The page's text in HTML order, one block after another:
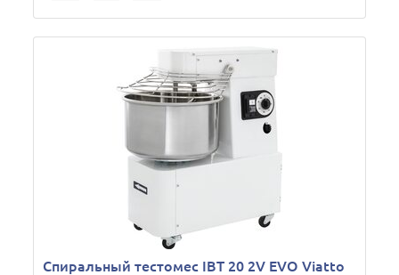
Спиральный тестомес IBT 20 2V EVO Viatto